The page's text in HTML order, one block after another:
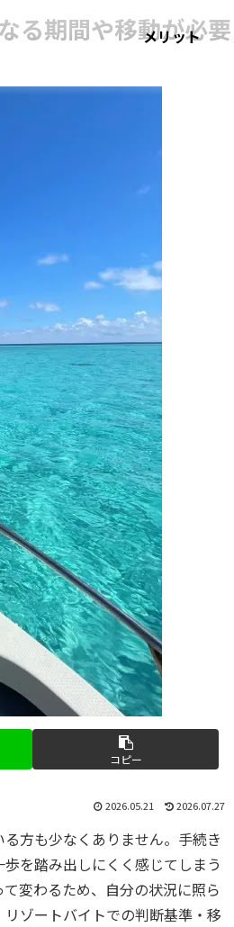
メリット
る期間や移動が必要
コピー
2026.05.21 2026.07.27
方も少なくありません。手続き
を踏み出しにくく感じてしまう
変わるため、自分の状況に照ら
ゾートバイトでの判断基準・移